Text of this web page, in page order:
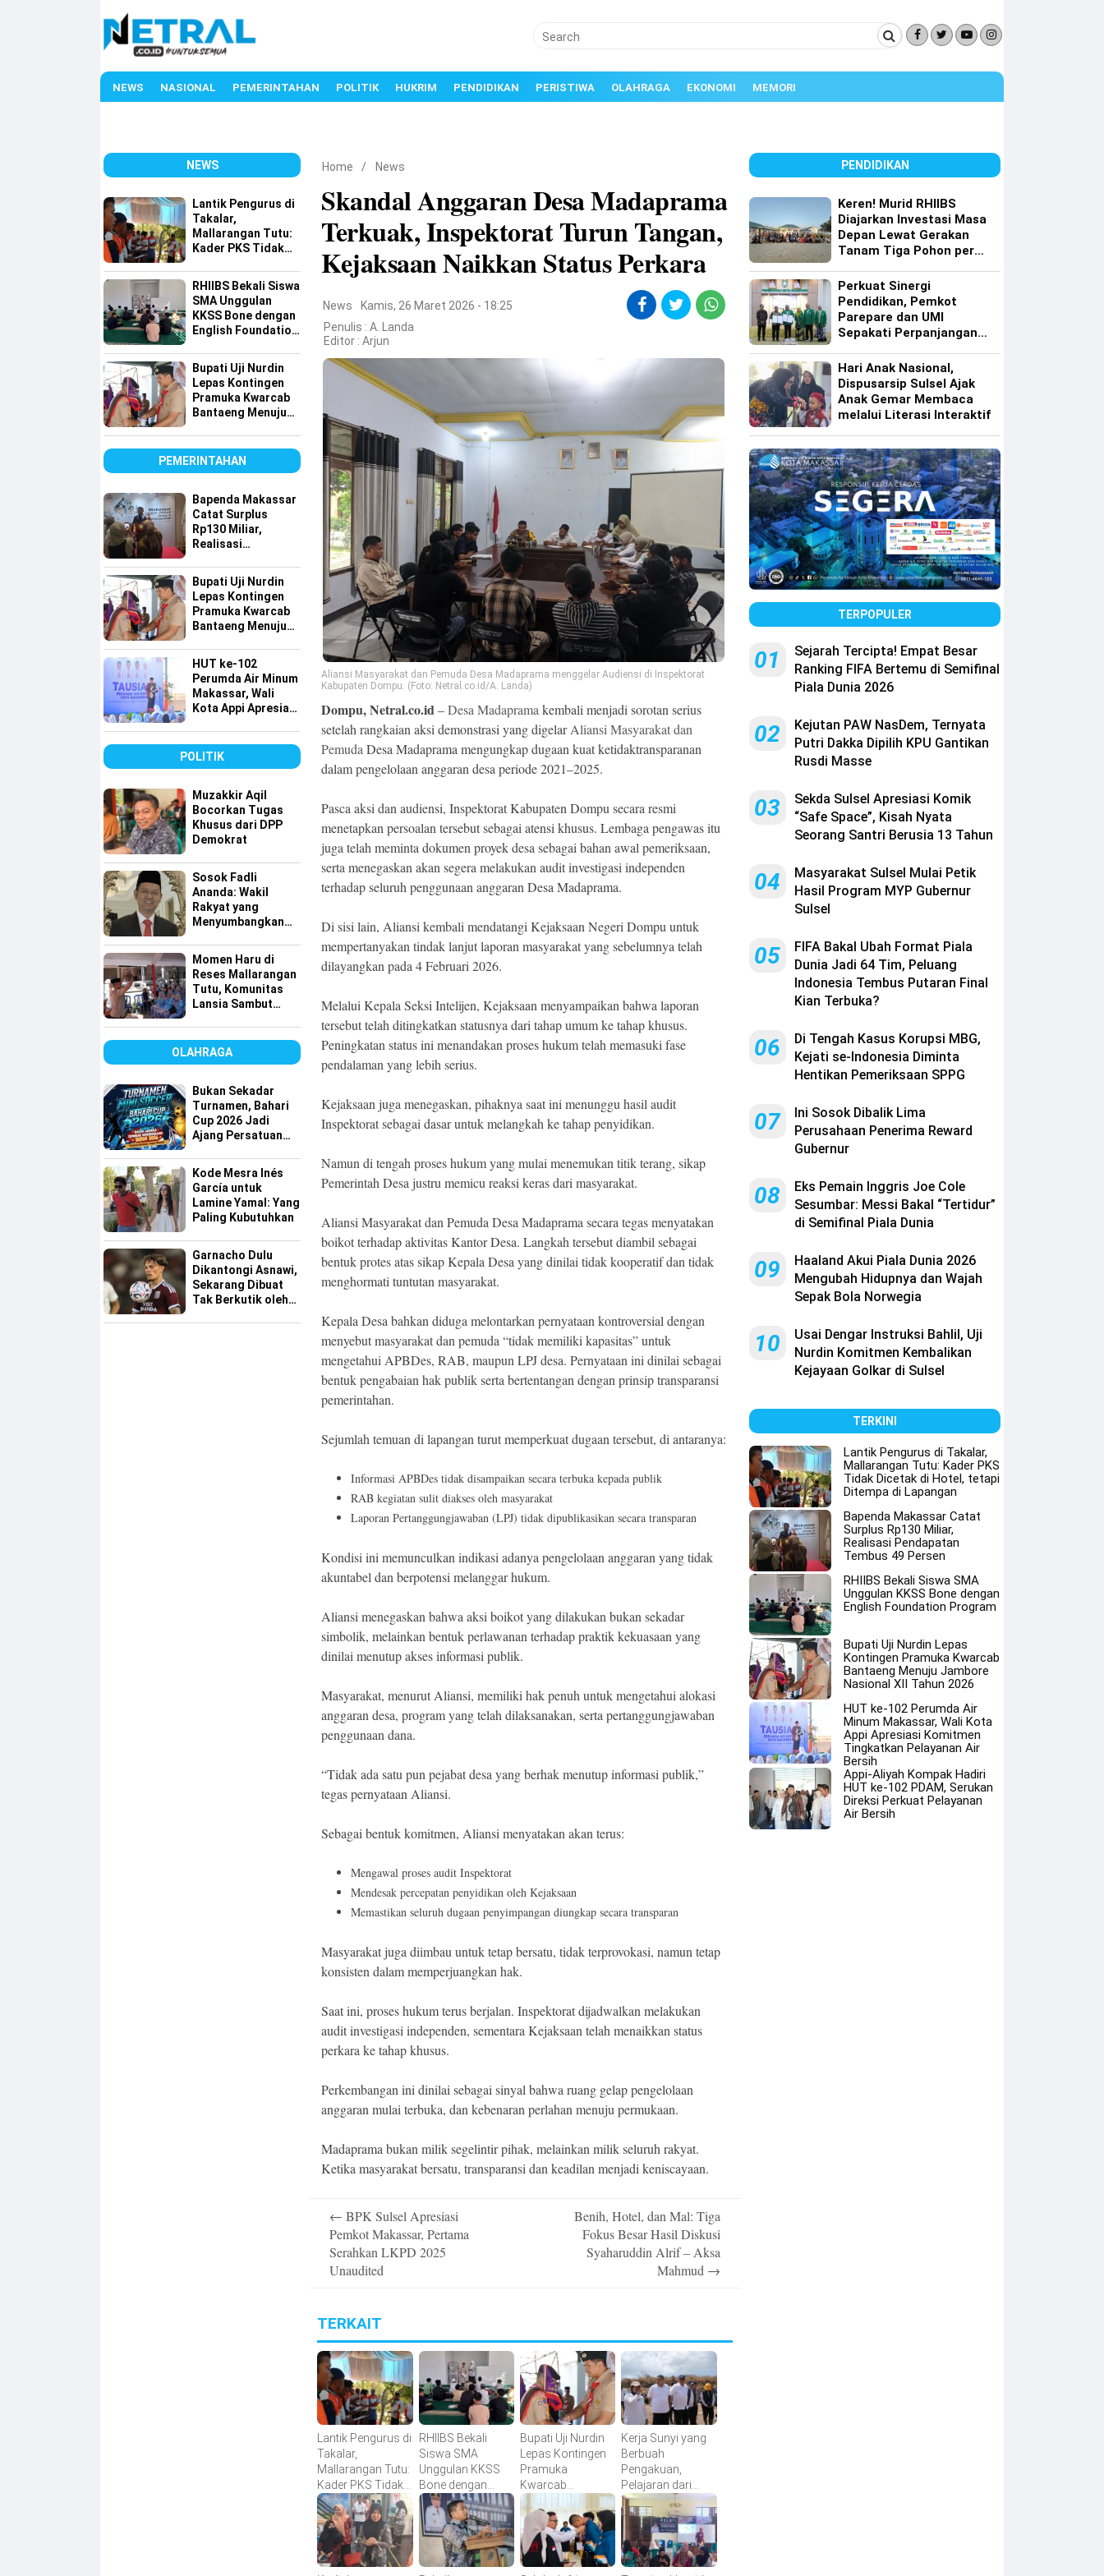
NEWS NASIONAL PEMERINTAHAN POLITIK HUKRIM PENDIDIKAN PERISTIWA OLAHRAGA EKONOMI MEMORI
NEWS
Lantik Pengurus di
Takalar,
Mallarangan Tutu:
Kader PKS Tidak
Lapangan
RHIIBS Bekali Siswa
SMA Unggulan
KKSS Bone dengan
English Foundation
Bupati Uji Nurdin
Lepas Kontingen
Pramuka Kwarcab
Bantaeng Menuju
PEMERINTAHAN
Bapenda Makassar
Catat Surplus
Rp130 Miliar,
Realisasi
Bupati Uji Nurdin
Lepas Kontingen
Pramuka Kwarcab
Bantaeng Menuju
HUT ke-102
Perumda Air Minum
Makassar, Wali
Kota Appi Apresiasi
Pelayanan Air
Bersih
POLITIK
Muzakkir Aqil
Bocorkan Tugas
Khusus dari DPP
Demokrat
Sosok Fadli
Ananda: Wakil
Rakyat yang
Menyumbangkan
Kurang Mampu
Momen Haru di
Reses Mallarangan
Tutu, Komunitas
Lansia Sambut
OLAHRAGA
Bukan Sekadar
Turnamen, Bahari
Cup 2026 Jadi
Ajang Persatuan
Sinjai
Kode Mesra Inés
García untuk
Lamine Yamal: Yang
Paling Kubutuhkan
Garnacho Dulu
Dikantongi Asnawi,
Sekarang Dibuat
Tak Berkutik oleh
Home / News
Skandal Anggaran Desa Madaprama
Terkuak, Inspektorat Turun Tangan,
Kejaksaan Naikkan Status Perkara
News
Kamis, 26 Maret 2026 - 18:25
Penulis : A. Landa
Editor :Arjun
Aliansi Masyarakat dan Pemuda Desa Madaprama menggelar Audiensi di Inspektorat
Kabupaten Dompu. (Foto: Netral.co.id/A. Landa)
Dompu, Netral.co.id–Desa Madapramakembali menjadi sorotan serius
setelah rangkaian aksi demonstrasi yang digelarAliansi Masyarakat dan
PemudaDesa Madaprama mengungkap dugaan kuat ketidaktransparanan
dalam pengelolaan anggaran desa periode 2021–2025.
Pasca aksi dan audiensi, Inspektorat Kabupaten Dompu secara resmi
menetapkan persoalan tersebut sebagai atensi khusus. Lembaga pengawas itu
juga telah meminta dokumen proyek desa sebagai bahan awal pemeriksaan,
serta menegaskan akan segera melakukan audit investigasi independen
terhadap seluruh penggunaan anggaran Desa Madaprama.
Di sisi lain, Aliansi kembali mendatangi Kejaksaan Negeri Dompu untuk
mempertanyakan tindak lanjut laporan masyarakat yang sebelumnya telah
dilayangkan pada 4 Februari 2026.
Melalui Kepala Seksi Intelijen, Kejaksaan menyampaikan bahwa laporan
tersebut telah ditingkatkan statusnya dari tahap umum ke tahap khusus.
Peningkatan status ini menandakan proses hukum telah memasuki fase
pendalaman yang lebih serius.
Kejaksaan juga menegaskan, pihaknya saat ini menunggu hasil audit
Inspektorat sebagai dasar untuk melangkah ke tahap penyidikan.
Namun di tengah proses hukum yang mulai menemukan titik terang, sikap
Pemerintah Desa justru memicu reaksi keras dari masyarakat.
Aliansi Masyarakat dan Pemuda Desa Madaprama secara tegas menyatakan
boikot terhadap aktivitas Kantor Desa. Langkah tersebut diambil sebagai
bentuk protes atas sikap Kepala Desa yang dinilai tidak kooperatif dan tidak
menghormati tuntutan masyarakat.
Kepala Desa bahkan diduga melontarkan pernyataan kontroversial dengan
menyebut masyarakat dan pemuda “tidak memiliki kapasitas” untuk
mengetahui APBDes, RAB, maupun LPJ desa. Pernyataan ini dinilai sebagai
bentuk pengabaian hak publik serta bertentangan dengan prinsip transparansi
pemerintahan.
Sejumlah temuan di lapangan turut memperkuat dugaan tersebut, di antaranya:
Informasi APBDes tidak disampaikan secara terbuka kepada publik
RAB kegiatan sulit diakses oleh masyarakat
Laporan Pertanggungjawaban (LPJ) tidak dipublikasikan secara transparan
Kondisi ini memunculkan indikasi adanya pengelolaan anggaran yang tidak
akuntabel dan berpotensi melanggar hukum.
Aliansi menegaskan bahwa aksi boikot yang dilakukan bukan sekadar
simbolik, melainkan bentuk perlawanan terhadap praktik kekuasaan yang
dinilai menutup akses informasi publik.
Masyarakat, menurut Aliansi, memiliki hak penuh untuk mengetahui alokasi
anggaran desa, program yang telah dilaksanakan, serta pertanggungjawaban
penggunaan dana.
“Tidak ada satu pun pejabat desa yang berhak menutup informasi publik,”
tegas pernyataan Aliansi.
Sebagai bentuk komitmen, Aliansi menyatakan akan terus:
Mengawal proses audit Inspektorat
Mendesak percepatan penyidikan oleh Kejaksaan
Memastikan seluruh dugaan penyimpangan diungkap secara transparan
Masyarakat juga diimbau untuk tetap bersatu, tidak terprovokasi, namun tetap
konsisten dalam memperjuangkan hak.
Saat ini, proses hukum terus berjalan. Inspektorat dijadwalkan melakukan
audit investigasi independen, sementara Kejaksaan telah menaikkan status
perkara ke tahap khusus.
Perkembangan ini dinilai sebagai sinyal bahwa ruang gelap pengelolaan
anggaran mulai terbuka, dan kebenaran perlahan menuju permukaan.
Madaprama bukan milik segelintir pihak, melainkan milik seluruh rakyat.
Ketika masyarakat bersatu, transparansi dan keadilan menjadi keniscayaan.
navigation
← BPK Sulsel Apresiasi
Pemkot Makassar, Pertama
Serahkan LKPD 2025
Unaudited
Benih, Hotel, dan Mal: Tiga
Fokus Besar Hasil Diskusi
Syaharuddin Alrif – Aksa
Mahmud →
TERKAIT
Lantik Pengurus di
Takalar,
Mallarangan Tutu:
Kader PKS Tidak
Dicetak di Hotel,
tetapi Ditempa di
Lapangan
RHIIBS Bekali
Siswa SMA
Unggulan KKSS
Bone dengan
English
Foundation
Program
Bupati Uji Nurdin
Lepas Kontingen
Pramuka
Kwarcab
Bantaeng Menuju
Jambore
Nasional XII
Tahun 2026
Kerja Sunyi yang
Berbuah
Pengakuan,
Pelajaran dari
Tamangapa
PENDIDIKAN
Keren! Murid RHIIBS
Diajarkan Investasi Masa
Depan Lewat Gerakan
Tanam Tiga Pohon per
Perkuat Sinergi
Pendidikan, Pemkot
Parepare dan UMI
Sepakati Perpanjangan
Perguruan Tinggi
Hari Anak Nasional,
Dispusarsip Sulsel Ajak
Anak Gemar Membaca
melalui Literasi Interaktif
TERPOPULER
01
Sejarah Tercipta! Empat Besar
Ranking FIFA Bertemu di Semifinal
Piala Dunia 2026
02
Kejutan PAW NasDem, Ternyata
Putri Dakka Dipilih KPU Gantikan
Rusdi Masse
03
Sekda Sulsel Apresiasi Komik
“Safe Space”, Kisah Nyata
Seorang Santri Berusia 13 Tahun
04
Masyarakat Sulsel Mulai Petik
Hasil Program MYP Gubernur
Sulsel
05
FIFA Bakal Ubah Format Piala
Dunia Jadi 64 Tim, Peluang
Indonesia Tembus Putaran Final
Kian Terbuka?
06
Di Tengah Kasus Korupsi MBG,
Kejati se-Indonesia Diminta
Hentikan Pemeriksaan SPPG
07
Ini Sosok Dibalik Lima
Perusahaan Penerima Reward
Gubernur
08
Eks Pemain Inggris Joe Cole
Sesumbar: Messi Bakal “Tertidur”
di Semifinal Piala Dunia
09
Haaland Akui Piala Dunia 2026
Mengubah Hidupnya dan Wajah
Sepak Bola Norwegia
10
Usai Dengar Instruksi Bahlil, Uji
Nurdin Komitmen Kembalikan
Kejayaan Golkar di Sulsel
TERKINI
Lantik Pengurus di Takalar,
Mallarangan Tutu: Kader PKS
Tidak Dicetak di Hotel, tetapi
Ditempa di Lapangan
Bapenda Makassar Catat
Surplus Rp130 Miliar,
Realisasi Pendapatan
Tembus 49 Persen
RHIIBS Bekali Siswa SMA
Unggulan KKSS Bone dengan
English Foundation Program
Bupati Uji Nurdin Lepas
Kontingen Pramuka Kwarcab
Bantaeng Menuju Jambore
Nasional XII Tahun 2026
HUT ke-102 Perumda Air
Minum Makassar, Wali Kota
Appi Apresiasi Komitmen
Tingkatkan Pelayanan Air
Bersih
Appi-Aliyah Kompak Hadiri
HUT ke-102 PDAM, Serukan
Direksi Perkuat Pelayanan
Air Bersih